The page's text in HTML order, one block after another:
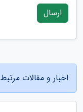
ارسال
اخبار و مقالات مرتبط